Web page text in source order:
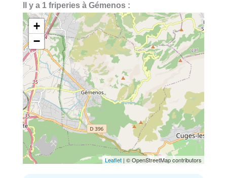
Il y a 1 friperies à Gémenos :
+
−
Leaflet | © OpenStreetMap contributors